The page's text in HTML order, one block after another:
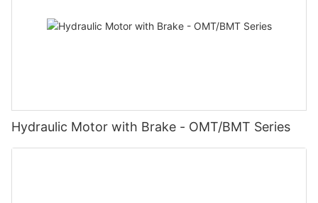
Hydraulic Motor with Brake - OMT/BMT Series